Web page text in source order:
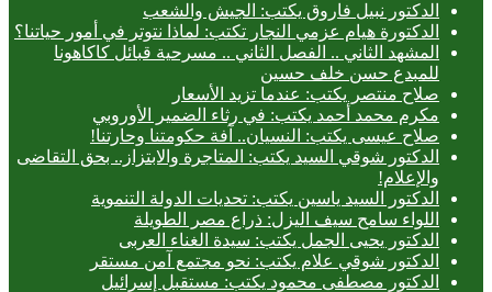
الدكتور نبيل فاروق يكتب: الجيش والشعب
الدكتورة هيام عزمي النجار تكتب: لماذا نتوتر في أمور حياتنا؟
المشهد الثاني .. الفصل الثاني .. مسرحية قبائل كاكاهونا
للمبدع حسن خلف حسين
صلاح منتصر يكتب: عندما تزيد الأسعار
مكرم محمد أحمد يكتب: في رثاء الضمير الأوروبي
صلاح عيسى يكتب: النسيان.. آفة حكومتنا وحارتنا!
الدكتور شوقي السيد يكتب: المتاجرة والابتزاز.. بحق التقاضى
والإعلام!
الدكتور السيد ياسين يكتب: تحديات الدولة التنموية
اللواء سامح سيف اليزل: ذراع مصر الطويلة
الدكتور يحيى الجمل يكتب: سيدة الغناء العربى
الدكتور شوقي علام يكتب: نحو مجتمع آمن مستقر
الدكتور مصطفى محمود يكتب: مستقبل إسرائيل